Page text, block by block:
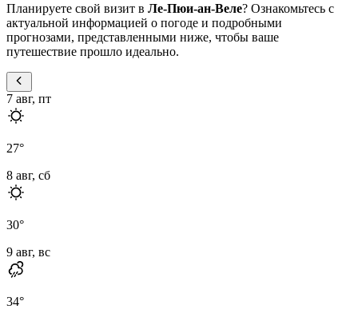
Планируете свой визит в Ле-Пюи-ан-Веле? Ознакомьтесь с
актуальной информацией о погоде и подробными
прогнозами, представленными ниже, чтобы ваше
путешествие прошло идеально.
7 авг, пт
27°
8 авг, сб
30°
9 авг, вс
34°